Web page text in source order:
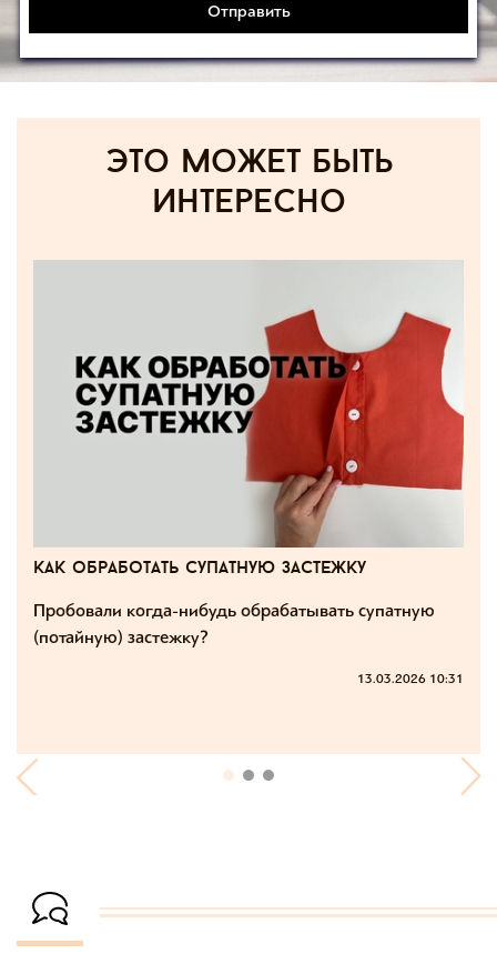
Отправить
Это может быть
интересно
как обработать супатную застежку
Пробовали когда-нибудь обрабатывать супатную
(потайную) застежку?
13.03.2026 10:31